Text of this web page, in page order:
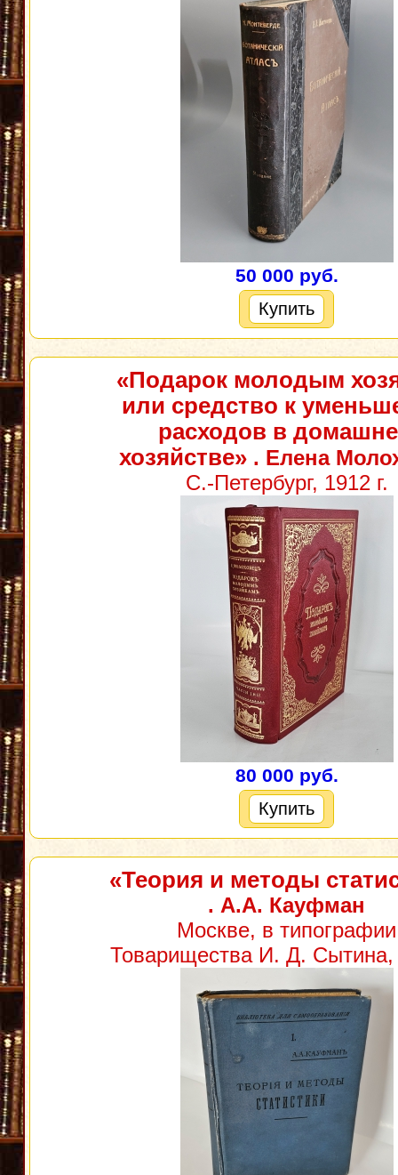
50 000 руб.
Купить
«Подарок молодым
или средство к
расходов в
хозяйстве» . Елена
С.-Петербург, 1912 г.
80 000 руб.
Купить
«Теория и методы
. А.А. Кауфман
Москве, в типографии
Товарищества И. Д. Сытина,